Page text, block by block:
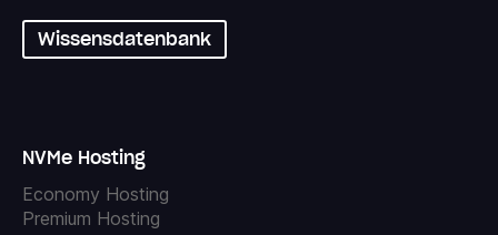
Wissensdatenbank
NVMe Hosting
Economy Hosting
Premium Hosting